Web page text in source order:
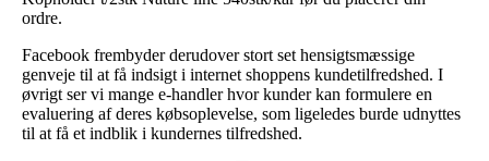
ordre.
Facebook frembyder derudover stort set hensigtsmæssige
genveje til at få indsigt i internet shoppens kundetilfredshed. I
øvrigt ser vi mange e-handler hvor kunder kan formulere en
evaluering af deres købsoplevelse, som ligeledes burde udnyttes
til at få et indblik i kundernes tilfredshed.